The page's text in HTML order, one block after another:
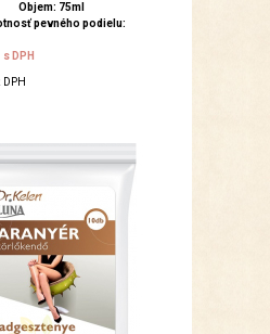
Objem: 75ml
pevného podielu:
s DPH
DPH